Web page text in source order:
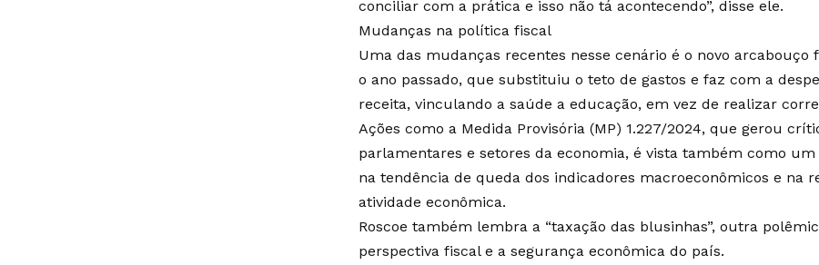
conciliar com a prática e isso não tá acontecendo”, disse ele.
Mudanças na política fiscal
Uma das mudanças recentes nesse cenário é o novo arcabouço
o ano passado, que substituiu o teto de gastos e faz com a
receita, vinculando a saúde a educação, em vez de realizar
Ações como a Medida Provisória (MP) 1.227/2024, que gerou
parlamentares e setores da economia, é vista também como
na tendência de queda dos indicadores macroeconômicos e na
atividade econômica.
Roscoe também lembra a “taxação das blusinhas”, outra
perspectiva fiscal e a segurança econômica do país.